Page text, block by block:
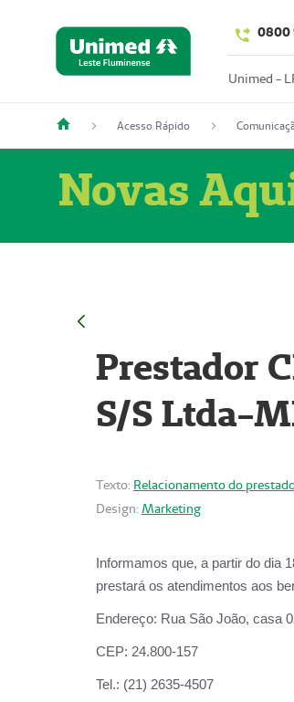
0800
Unimed -
Acesso Rápido
Novas
Prestador
S/S Ltda-
Texto: Relacionamento do
Design: Marketing
Informamos que, a partir do dia
prestará os atendimentos aos
Endereço: Rua São João, casa
CEP: 24.800-157
Tel.: (21) 2635-4507